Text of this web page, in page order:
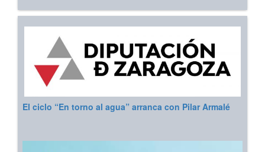
El ciclo “En torno al agua” arranca con Pilar Armalé